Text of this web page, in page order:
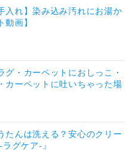
入れ】染み込み汚れにお湯か
動画】
グ・カーペットにおしっこ・
カーペットに吐いちゃった場
たんは洗える？安心のクリー
グケア-』